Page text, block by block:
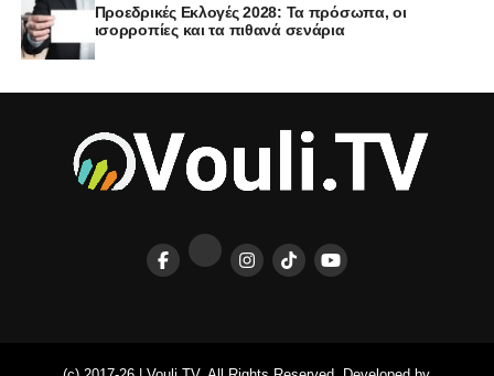
Προεδρικές Εκλογές 2028: Τα πρόσωπα, οι
ισορροπίες και τα πιθανά σενάρια